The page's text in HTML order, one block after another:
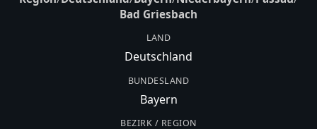
Bad Griesbach
LAND
Deutschland
BUNDESLAND
Bayern
BEZIRK / REGION